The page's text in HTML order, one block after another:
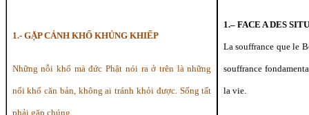
1.- GẶP CẢNH KHỔ KHỦNG KHIẾP
Những nỗi khổ mà đức Phật nói ra ở trên là những
nổi khổ căn bản, không ai tránh khỏi được. Sống tất
phải gặp chúng.
1.– FACE A DES
La souffrance que le
souffrance
la vie.